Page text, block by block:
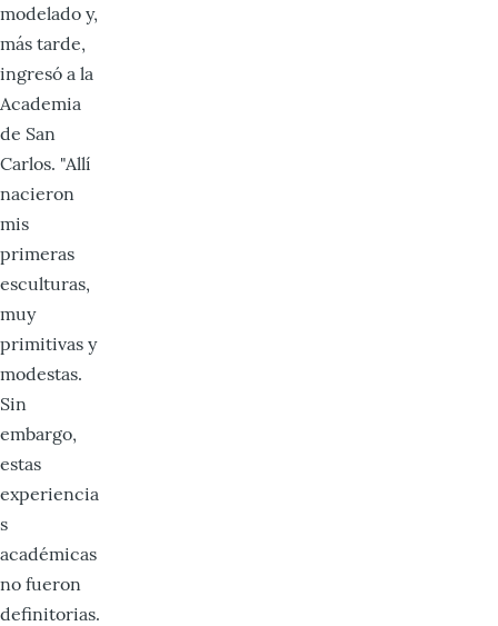
modelado y,
más tarde,
ingresó a la
Academia
de San
Carlos. "Allí
nacieron
mis
primeras
esculturas,
muy
primitivas y
modestas.
Sin
embargo,
estas
experiencia
s
académicas
no fueron
definitorias.